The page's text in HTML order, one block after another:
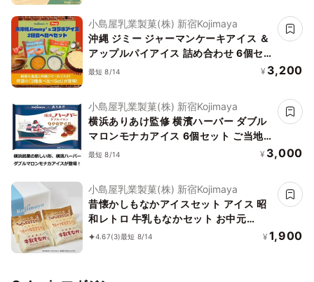
小島屋乳業製菓(株) 新宿Kojimaya
沖縄 ジミー ジャーマンケーキアイス ＆
アップルパイアイス 詰め合わせ 6個セ
ット アイスクリーム 沖縄 Jimmy'sコラ
最短 8/14 ¥ 3,200
小島屋乳業製菓(株) 新宿Kojimaya
横浜ありあけ監修 横濱ハーバー ダブル
マロンモナカアイス 6個セット ご当地
アイスクリーム ギフト 誕生日 アイス お
最短 8/14 ¥ 3,000
小島屋乳業製菓(株) 新宿Kojimaya
昔懐かしもなかアイスセット アイス 昭
和レトロ 牛乳もなかセット お中元
2026 アイス2026
4.67(3)最短 8/14 ¥ 1,900